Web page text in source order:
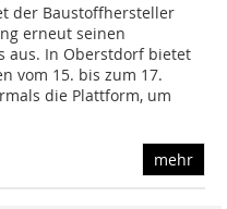
der Baustoffhersteller
erneut seinen
aus. In Oberstdorf bietet
vom 15. bis zum 17.
die Plattform, um
mehr